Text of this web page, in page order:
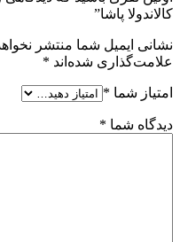
کالاندولا پاشا”
نشانی ایمیل شما منتشر
علامت‌گذاری شده‌اند *
امتیاز شما *
دیدگاه شما *